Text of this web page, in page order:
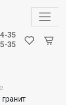
35
35